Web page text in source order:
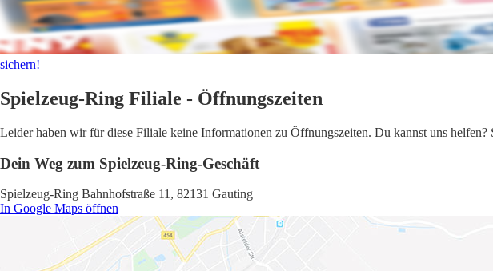
sichern!
Spielzeug-Ring Filiale - Öffnungszeiten
Leider haben wir für diese Filiale keine Informationen zu Öffnungszeiten. Du kannst uns
Dein Weg zum Spielzeug-Ring-Geschäft
Spielzeug-Ring Bahnhofstraße 11, 82131 Gauting
In Google Maps öffnen